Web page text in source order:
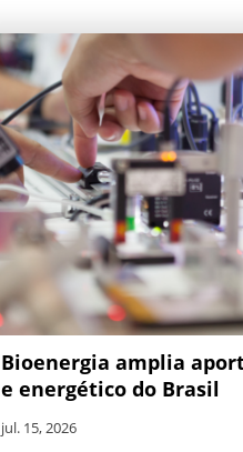
Bioenergia amplia
e energético do Brasil
jul. 15, 2026